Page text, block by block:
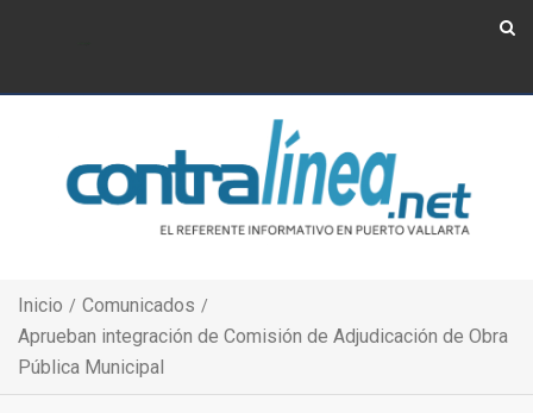
Inicio
Comunicados
Aprueban integración de Comisión de Adjudicación de Obra
Pública Municipal